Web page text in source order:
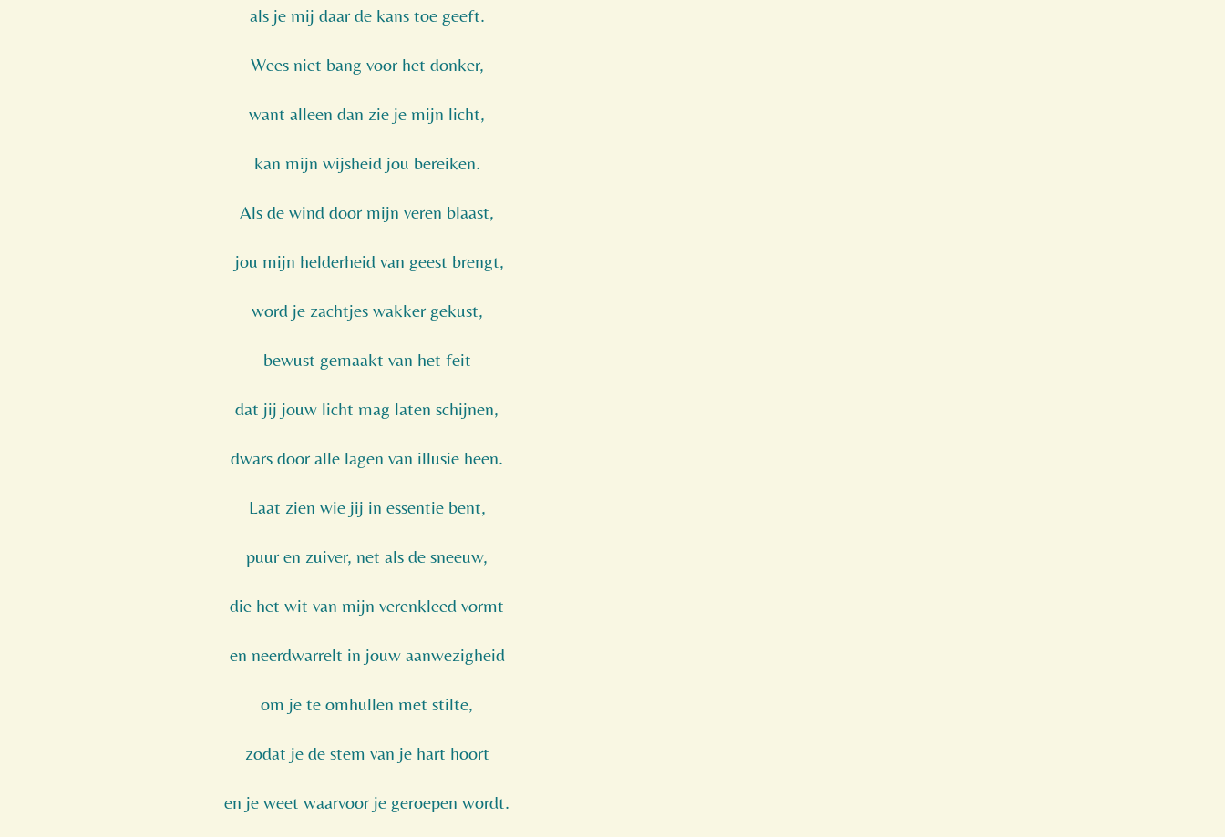
als je mij daar de kans toe geeft.
Wees niet bang voor het donker,
want alleen dan zie je mijn licht,
kan mijn wijsheid jou bereiken.
Als de wind door mijn veren blaast,
jou mijn helderheid van geest brengt,
word je zachtjes wakker gekust,
bewust gemaakt van het feit
dat jij jouw licht mag laten schijnen,
dwars door alle lagen van illusie heen.
Laat zien wie jij in essentie bent,
puur en zuiver, net als de sneeuw,
die het wit van mijn verenkleed vormt
en neerdwarrelt in jouw aanwezigheid
om je te omhullen met stilte,
zodat je de stem van je hart hoort
en je weet waarvoor je geroepen wordt.